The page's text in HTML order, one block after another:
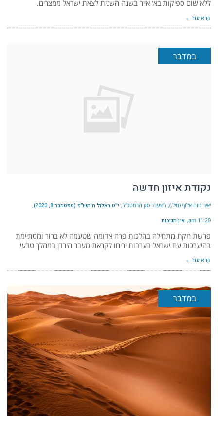
ללא שום ספיקות בא׳ אייר בשנה השנית לצאת ישראל ממצרים.
קרא עוד ←
במדבר
נקודת איזון חדשה
יאיר נווה אלוף (מיל.), לשעבר סגן הרמטכ"ל י״ט באלול ה׳תש״פ (ספטמבר 8, 2020)
11:20 am אין תגובות
פרשת חקת מתחילה בהלכות פרה אדומה שטעמה לא ברור ומסתיימת
בהיערכות עם ישראל בערבות יריחו לקראת מעבר הירדן במהלך טבעי
קרא עוד ←
במדבר